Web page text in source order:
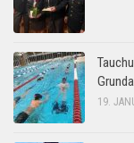
19.